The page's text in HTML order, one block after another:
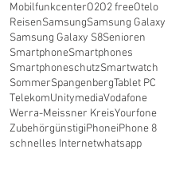
MobilfunkcenterO2O2 freeOtelo
ReisenSamsungSamsung Galaxy
Samsung Galaxy S8Senioren
SmartphoneSmartphones
SmartphoneschutzSmartwatch
SommerSpangenbergTablet PC
TelekomUnitymediaVodafone
Werra-Meissner KreisYourfone
ZubehörgünstigiPhoneiPhone 8
schnelles Internetwhatsapp